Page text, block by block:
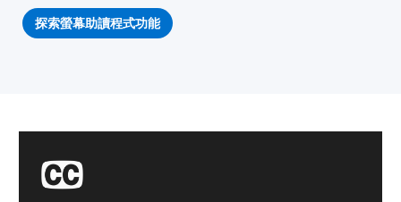
探索螢幕助讀程式功能